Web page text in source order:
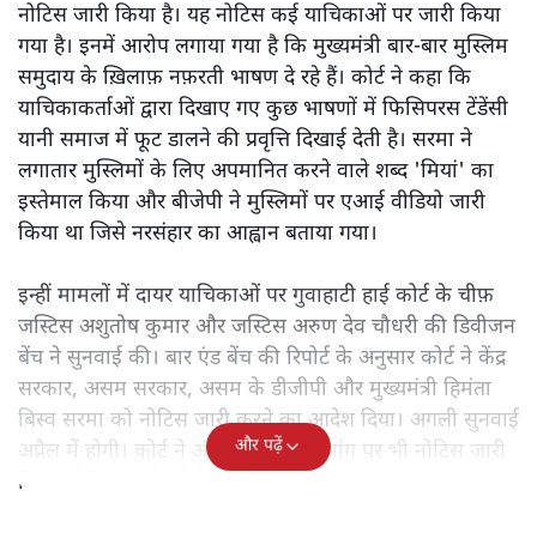
नोटिस जारी किया है। यह नोटिस कई याचिकाओं पर जारी किया
गया है। इनमें आरोप लगाया गया है कि मुख्यमंत्री बार-बार मुस्लिम
समुदाय के ख़िलाफ़ नफ़रती भाषण दे रहे हैं। कोर्ट ने कहा कि
याचिकाकर्ताओं द्वारा दिखाए गए कुछ भाषणों में फिसिपरस टेंडेंसी
यानी समाज में फूट डालने की प्रवृत्ति दिखाई देती है। सरमा ने
लगातार मुस्लिमों के लिए अपमानित करने वाले शब्द 'मियां' का
इस्तेमाल किया और बीजेपी ने मुस्लिमों पर एआई वीडियो जारी
किया था जिसे नरसंहार का आह्वान बताया गया।
इन्हीं मामलों में दायर याचिकाओं पर गुवाहाटी हाई कोर्ट के चीफ़
जस्टिस अशुतोष कुमार और जस्टिस अरुण देव चौधरी की डिवीजन
बेंच ने सुनवाई की। बार एंड बेंच की रिपोर्ट के अनुसार कोर्ट ने केंद्र
सरकार, असम सरकार, असम के डीजीपी और मुख्यमंत्री हिमंता
बिस्व सरमा को नोटिस जारी करने का आदेश दिया। अगली सुनवाई
अप्रैल में होगी। कोर्ट ने अंतरिम राहत की मांग पर भी नोटिस जारी
किया, लेकिन अभी कोई तुरंत आदेश नहीं दिया।
और पढ़ें